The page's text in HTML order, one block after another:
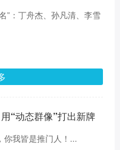
”：丁舟杰、孙凡清、李雪
“动态群像”打出新牌
你我皆是推门人！...